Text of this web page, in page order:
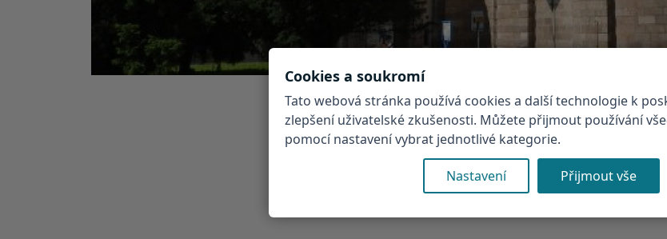
Cookies a soukromí
Tato webová stránka používá cookies a další technologie k
zlepšení uživatelské zkušenosti. Můžete přijmout používání
pomocí nastavení vybrat jednotlivé kategorie.
Nastavení Přijmout vše